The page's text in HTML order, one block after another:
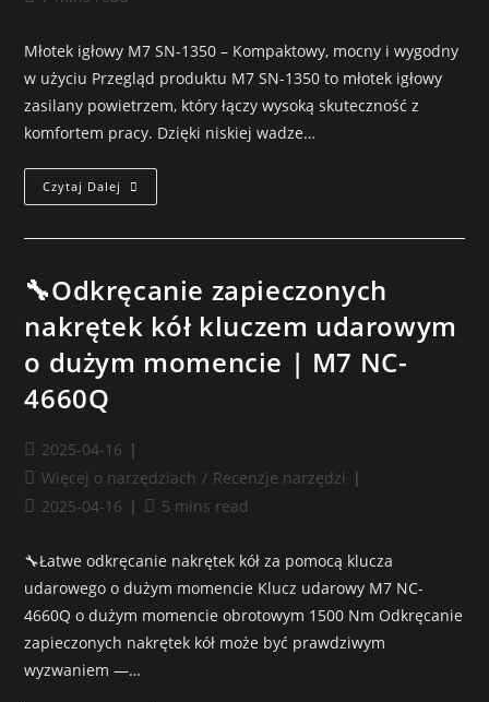
Młotek igłowy M7 SN-1350 – Kompaktowy, mocny i wygodny
w użyciu Przegląd produktu M7 SN-1350 to młotek igłowy
zasilany powietrzem, który łączy wysoką skuteczność z
komfortem pracy. Dzięki niskiej wadze…
Czytaj Dalej
🔧Odkręcanie zapieczonych
nakrętek kół kluczem udarowym
o dużym momencie | M7 NC-
4660Q
2025-04-16
Więcej o narzędziach / Recenzje narzędzi
2025-04-16
5 mins read
🔧Łatwe odkręcanie nakrętek kół za pomocą klucza
udarowego o dużym momencie Klucz udarowy M7 NC-
4660Q o dużym momencie obrotowym 1500 Nm Odkręcanie
zapieczonych nakrętek kół może być prawdziwym
wyzwaniem —…